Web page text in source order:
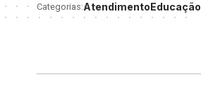
Categorias:AtendimentoEducação